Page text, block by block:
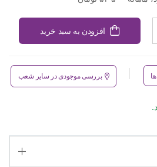
افزودن به سبد خرید
بررسی موجودی در سایر شعب